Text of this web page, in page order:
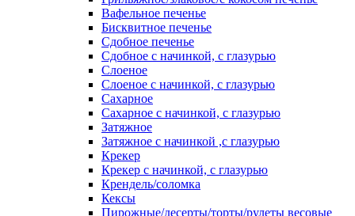
Вафельное печенье
Бисквитное печенье
Сдобное печенье
Сдобное с начинкой, с глазурью
Слоеное
Слоеное с начинкой, с глазурью
Сахарное
Сахарное с начинкой, с глазурью
Затяжное
Затяжное с начинкой ,с глазурью
Крекер
Крекер с начинкой, с глазурью
Крендель/соломка
Кексы
Пирожные/десерты/торты/рулеты весовые